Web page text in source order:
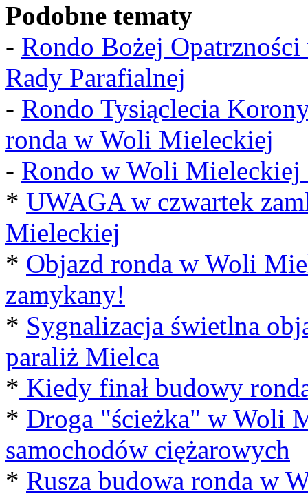
Podobne tematy
- Rondo Bożej
Rady Parafialnej
- Rondo Tysiąclecia
ronda w Woli Mieleckiej
- Rondo w Woli
* UWAGA w czwartek
Mieleckiej
* Objazd ronda w Woli
zamykany!
* Sygnalizacja świetlna
paraliż Mielca
* Kiedy finał budowy
* Droga "ścieżka" w Woli
samochodów ciężarowych
* Rusza budowa ronda w